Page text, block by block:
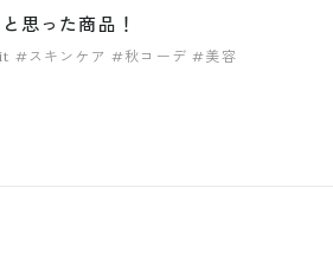
思った商品！
#スキンケア #秋コーデ #美容